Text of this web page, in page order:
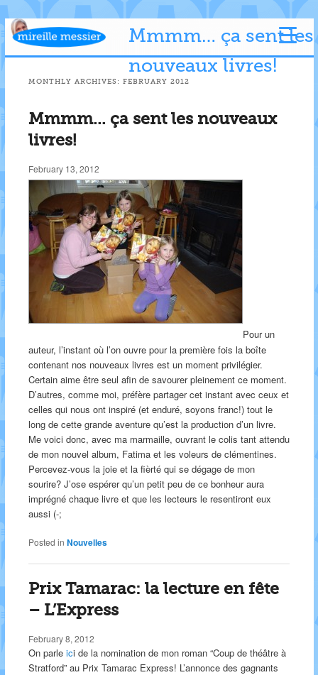
Mmmm… ça sent les
nouveaux livres!
MONTHLY ARCHIVES: FEBRUARY 2012
Mmmm… ça sent les nouveaux
livres!
February 13, 2012
Pour un
auteur, l’instant où l’on ouvre pour la première fois la boîte
contenant nos nouveaux livres est un moment privilégier.
Certain aime être seul afin de savourer pleinement ce moment.
D’autres, comme moi, préfère partager cet instant avec ceux et
celles qui nous ont inspiré (et enduré, soyons franc!) tout le
long de cette grande aventure qu’est la production d’un livre.
Me voici donc, avec ma marmaille, ouvrant le colis tant attendu
de mon nouvel album, Fatima et les voleurs de clémentines.
Percevez-vous la joie et la fièrté qui se dégage de mon
sourire? J’ose espérer qu’un petit peu de ce bonheur aura
imprégné chaque livre et que les lecteurs le resentiront eux
aussi (-;
Posted in Nouvelles
Prix Tamarac: la lecture en fête
– L’Express
February 8, 2012
On parle ici de la nomination de mon roman “Coup de théâtre à
Stratford” au Prix Tamarac Express! L’annonce des gagnants